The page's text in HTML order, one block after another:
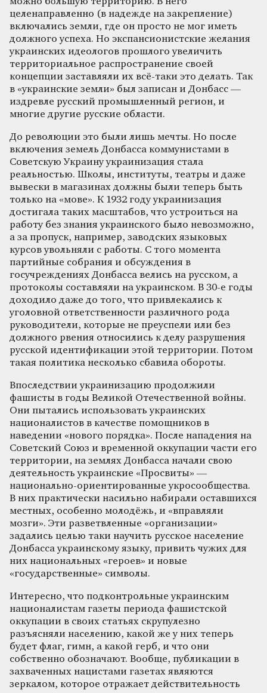
целенаправленно (в надежде на закрепление)
включались земли, где он просто не мог иметь
должного успеха. Но экспансионистские желания
украинских идеологов прошлого увеличить
территориальное распространение своей
концепции заставляли их всё-таки это делать. Так
в «украинские земли» был записан и Донбасс —
издревле русский промышленный регион, и
многие другие русские области.
До революции это были лишь мечты. Но после
включения земель Донбасса коммунистами в
Советскую Украину украинизация стала
реальностью. Школы, институты, театры и даже
вывески в магазинах должны были теперь быть
только на «мове». К 1932 году украинизация
достигала таких масштабов, что устроиться на
работу без знания украинского было невозможно,
а за пропуск, например, заводских языковых
курсов увольняли с работы. С того момента
партийные собрания и обсуждения в
госучреждениях Донбасса велись на русском, а
протоколы составляли на украинском. В 30-е годы
доходило даже до того, что привлекались к
уголовной ответственности различного рода
руководители, которые не преуспели или без
должного рвения относились к делу разрушения
русской идентификации этой территории. Потом
такая политика несколько сбавила обороты.
Впоследствии украинизацию продолжили
фашисты в годы Великой Отечественной войны.
Они пытались использовать украинских
националистов в качестве помощников в
наведении «нового порядка». После нападения на
Советский Союз и временной оккупации части его
территории, на землях Донбасса начали свою
деятельность украинские «Просвиты» —
национально-ориентированные укросообщества.
В них практически насильно набирали оставшихся
местных, особенно молодёжь, и «вправляли
мозги». Эти разветвленные «организации»
задались целью таки научить русское население
Донбасса украинскому языку, привить чужих для
них национальных «героев» и новые
«государственные» символы.
Интересно, что подконтрольные украинским
националистам газеты периода фашистской
оккупации в своих статьях скрупулезно
разъясняли населению, какой же у них теперь
будет флаг, гимн, а какой герб, и что они
собственно обозначают. Вообще, публикации в
захваченных нацистами газетах являются
зеркалом, которое отражает действительность